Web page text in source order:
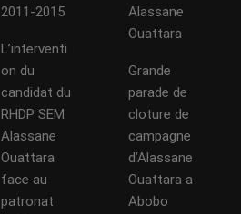
2011-2015
L’interventi
on du
candidat du
RHDP SEM
Alassane
Ouattara
face au
patronat
Alassane
Ouattara
Grande
parade de
cloture de
campagne
d’Alassane
Ouattara a
Abobo